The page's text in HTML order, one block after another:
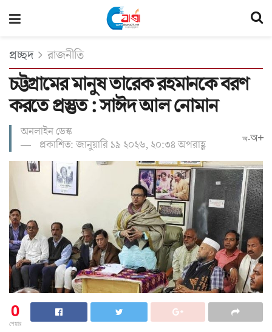
প্রচ্ছদ রাজনীতি
চট্টগ্রামের মানুষ তারেক রহমানকে বরণ
করতে প্রস্তুত : সাঈদ আল নোমান
অনলাইন ডেস্ক
প্রকাশিত: জানুয়ারি ১৯ ২০২৬, ২০:৩৪ অপরাহ্ণ
অ-অ+
0
শেয়ার